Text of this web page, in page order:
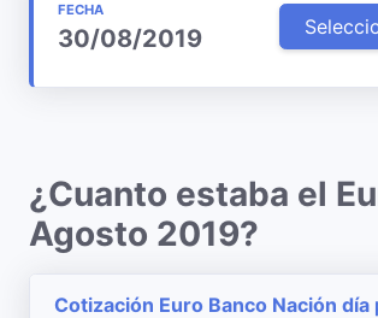
FECHA
30/08/2019
¿Cuanto estaba el
Agosto 2019?
Cotización Euro Banco Nación día